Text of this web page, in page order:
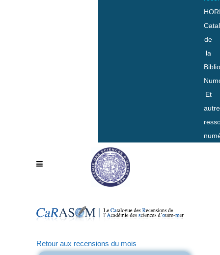
de
la
Et
Retour aux recensions du mois